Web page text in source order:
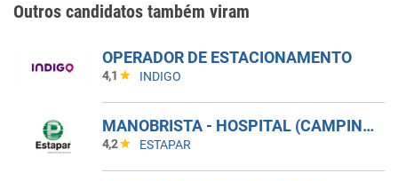
Outros candidatos também viram
OPERADOR DE ESTACIONAMENTO
4,1 INDIGO
MANOBRISTA - HOSPITAL (CAMPINAS)
4,2 ESTAPAR